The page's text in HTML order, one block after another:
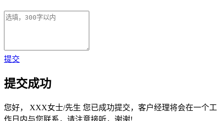
提交
提交成功
您好， XXX女士/先生 您已成功提交，客户经理将会在一个工
作日内与您联系，请注意接听，谢谢!